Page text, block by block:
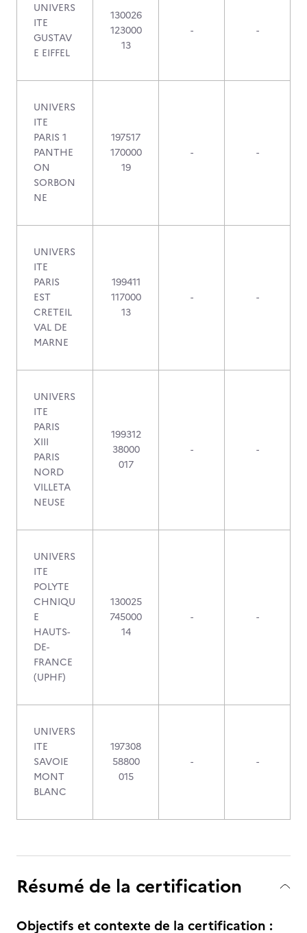
UNIVERS
ITE
GUSTAV
E EIFFEL
130026
123000
13
- -
UNIVERS
ITE
PARIS 1
PANTHE
ON
SORBON
NE
197517
170000
19
- -
UNIVERS
ITE
PARIS
EST
CRETEIL
VAL DE
MARNE
199411
117000
13
- -
UNIVERS
ITE
PARIS
XIII
PARIS
NORD
VILLETA
NEUSE
199312
38000
017
- -
UNIVERS
ITE
POLYTE
CHNIQU
E
HAUTS-
DE-
FRANCE
(UPHF)
130025
745000
14
- -
UNIVERS
ITE
SAVOIE
MONT
BLANC
197308
58800
015
- -
Résumé de la certification
Objectifs et contexte de la certification :